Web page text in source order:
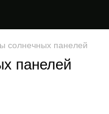
солнечных панелей
панелей